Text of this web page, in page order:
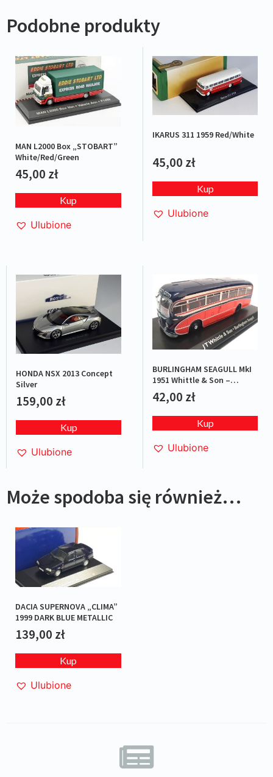
Podobne produkty
MAN L2000 Box „STOBART”
White/Red/Green
45,00 zł
Kup
Ulubione
IKARUS 311 1959 Red/White
45,00 zł
Kup
Ulubione
HONDA NSX 2013 Concept
Silver
159,00 zł
Kup
Ulubione
BURLINGHAM SEAGULL MkI
1951 Whittle & Son –
Red/Blue
42,00 zł
Kup
Ulubione
Może spodoba się również…
DACIA SUPERNOVA „CLIMA”
1999 DARK BLUE METALLIC
139,00 zł
Kup
Ulubione